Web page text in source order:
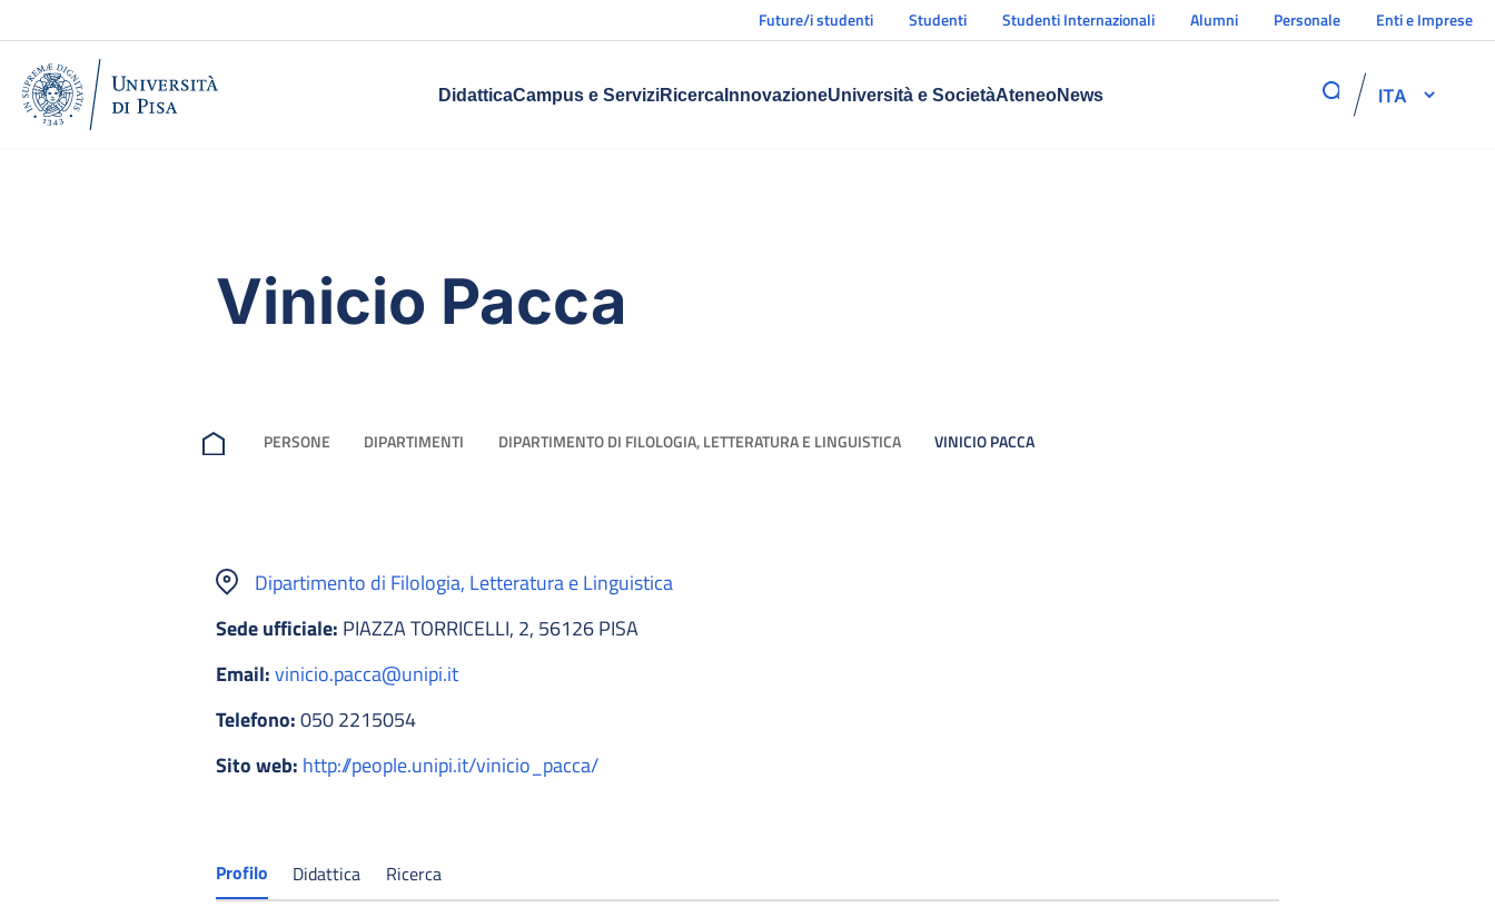
Future/i studenti Studenti Studenti Internazionali Alumni Personale Enti e Imprese
DidatticaCampus e ServiziRicercaInnovazioneUniversità e SocietàAteneoNews ITA
Vinicio Pacca
PERSONE DIPARTIMENTI DIPARTIMENTO DI FILOLOGIA, LETTERATURA E LINGUISTICA VINICIO PACCA
Dipartimento di Filologia, Letteratura e Linguistica
Sede ufficiale: PIAZZA TORRICELLI, 2, 56126 PISA
Email:vinicio.pacca@unipi.it
Telefono:050 2215054
Sito web: http://people.unipi.it/vinicio_pacca/
Profilo Didattica Ricerca